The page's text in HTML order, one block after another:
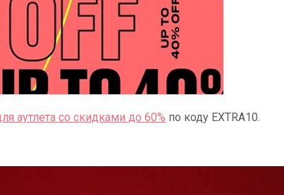
аутлета со скидками до 60% по коду EXTRA10.